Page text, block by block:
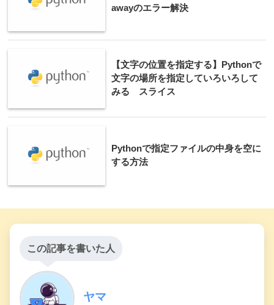
awayのエラー解決
【文字の位置を指定する】Pythonで
文字の場所を指定していろいろして
みる スライス
Pythonで指定ファイルの中身を空に
する方法
この記事を書いた人
ヤマ